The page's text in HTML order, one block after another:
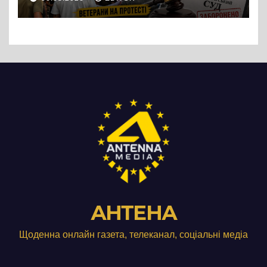
підприємства ТОВ «Омега
Три», що займається
АНТЕНА
Щоденна онлайн газета, телеканал, соціальні медіа